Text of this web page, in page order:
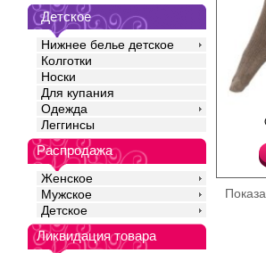
Детское
Нижнее белье детское
Колготки
Носки
Для купания
Одежда
Леггинсы
Распродажа
Женское
Мужское
Детское
Ликвидация товара
Теплые эластичные
с шерстью, с
анатомическая
мысок. Резинка "Топ
Полиамид 20%
Шерсть 18%
Эластан 15%